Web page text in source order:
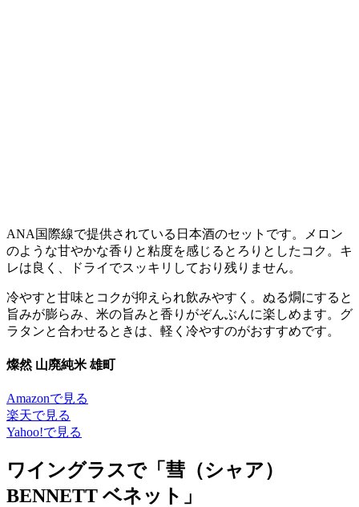
ANA国際線で提供されている日本酒のセットです。メロン
のような甘やかな香りと粘度を感じるとろりとしたコク。キ
レは良く、ドライでスッキリしており残りません。
冷やすと甘味とコクが抑えられ飲みやすく。ぬる燗にすると
旨みが膨らみ、米の旨みと香りがぞんぶんに楽しめます。グ
ラタンと合わせるときは、軽く冷やすのがおすすめです。
燦然 山廃純米 雄町
Amazonで見る
楽天で見る
Yahoo!で見る
ワイングラスで「彗（シャア）
BENNETT ベネット」